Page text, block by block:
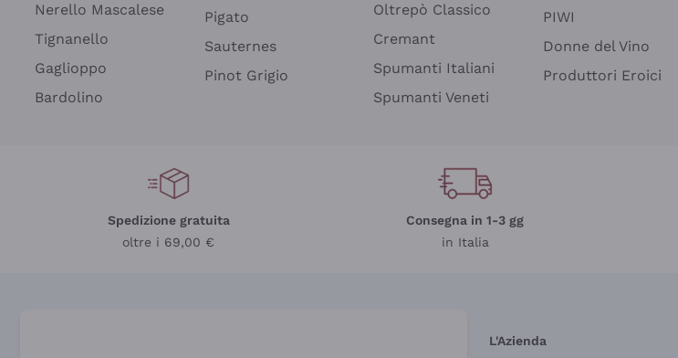
Nerello Mascalese
Tignanello
Gaglioppo
Bardolino
Pigato
Sauternes
Pinot Grigio
Oltrepò Classico
Cremant
Spumanti Italiani
Spumanti Veneti
PIWI
Donne del Vino
Produttori Eroici
Spedizione gratuita
oltre i 69,00 €
Consegna in 1-3 gg
in Italia
L'Azienda